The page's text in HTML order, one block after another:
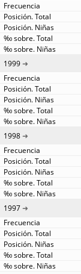
1999
1998
1997